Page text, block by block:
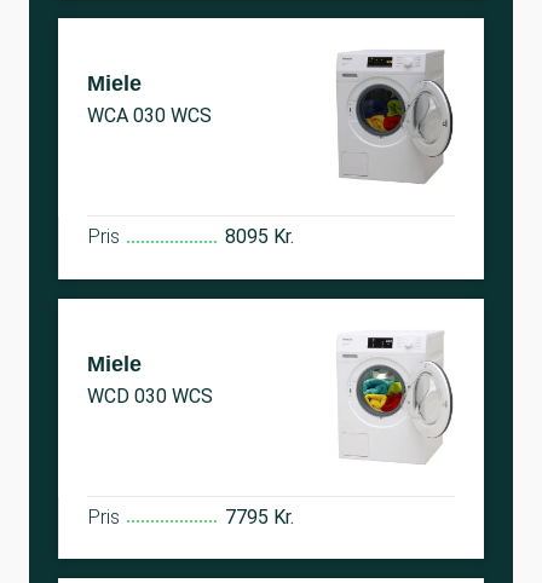
Miele
WCA 030 WCS
Pris 8095 Kr.
Miele
WCD 030 WCS
Pris 7795 Kr.